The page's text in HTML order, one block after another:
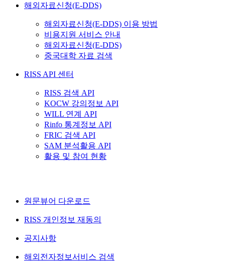
해외자료신청(E-DDS)
해외자료신청(E-DDS) 이용 방법
비용지원 서비스 안내
해외자료신청(E-DDS)
중국대학 자료 검색
RISS API 센터
RISS 검색 API
KOCW 강의정보 API
WILL 연계 API
Rinfo 통계정보 API
FRIC 검색 API
SAM 분석활용 API
활용 및 참여 현황
원문뷰어 다운로드
RISS 개인정보 재동의
공지사항
해외전자정보서비스 검색